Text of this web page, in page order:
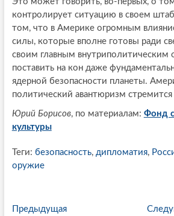
контролирует ситуацию в своем
том, что в Америке огромным
силы, которые вполне готовы ради
своим главным внутриполитическим
поставить на кон даже
ядерной безопасности планеты.
политический авантюризм
Юрий Борисов, по материалам: Фонд
культуры
Теги: безопасность, дипломатия,
оружие
ПредыдущаяП